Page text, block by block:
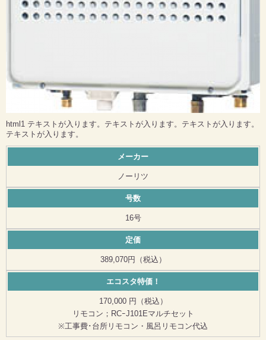
html1 テキストが入ります。テキストが入ります。テキストが入ります。
テキストが入ります。
メーカー
ノーリツ
号数
16号
定価
389,070円（税込）
エコスタ特価！
170,000 円（税込）
リモコン；RCｰJ101Eマルチセット
※工事費･台所リモコン・風呂リモコン代込